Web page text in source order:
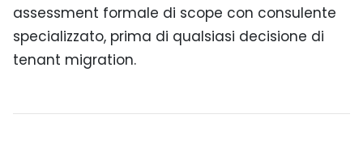
assessment formale di scope con consulente
specializzato, prima di qualsiasi decisione di
tenant migration.